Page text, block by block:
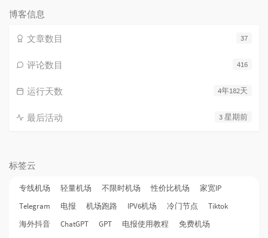
博客信息
37
文章数目
416
评论数目
4年182天
运行天数
3 星期前
最后活动
标签云
专线机场 轻量机场 不限时机场 性价比机场
家宽IP
Telegram
电报 机场跑路 IPV6机场 冷门节点
Tiktok
海外抖音
ChatGPT GPT 电报使用教程
免费机场